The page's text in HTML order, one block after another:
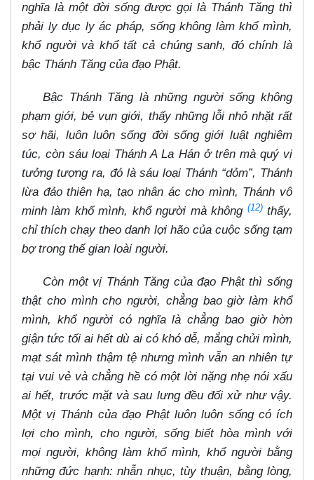
nghĩa là một đời sống được gọi là Thánh Tăng thì
phải ly dục ly ác pháp, sống không làm khổ mình,
khổ người và khổ tất cả chúng sanh, đó chính là
bậc Thánh Tăng của đạo Phật.
Bậc Thánh Tăng là những người sống không
phạm giới, bẻ vụn giới, thấy những lỗi nhỏ nhặt rất
sợ hãi, luôn luôn sống đời sống giới luật nghiêm
túc, còn sáu loại Thánh A La Hán ở trên mà quý vị
tưởng tượng ra, đó là sáu loại Thánh “dỏm”, Thánh
lừa đảo thiên hạ, tạo nhân ác cho mình, Thánh vô
minh làm khổ mình, khổ người mà không (12)thấy,
chỉ thích chạy theo danh lợi hão của cuộc sống tạm
bợ trong thế gian loài người.
Còn một vị Thánh Tăng của đạo Phật thì sống
thật cho mình cho người, chẳng bao giờ làm khổ
mình, khổ người có nghĩa là chẳng bao giờ hờn
giận tức tối ai hết dù ai có khó dễ, mắng chửi mình,
mạt sát mình thậm tệ nhưng mình vẫn an nhiên tự
tại vui vẻ và chẳng hề có một lời nặng nhẹ nói xấu
ai hết, trước mặt và sau lưng đều đối xử như vậy.
Một vị Thánh của đạo Phật luôn luôn sống có ích
lợi cho mình, cho người, sống biết hòa mình với
mọi người, không làm khổ mình, khổ người bằng
những đức hạnh: nhẫn nhục, tùy thuận, bằng lòng,